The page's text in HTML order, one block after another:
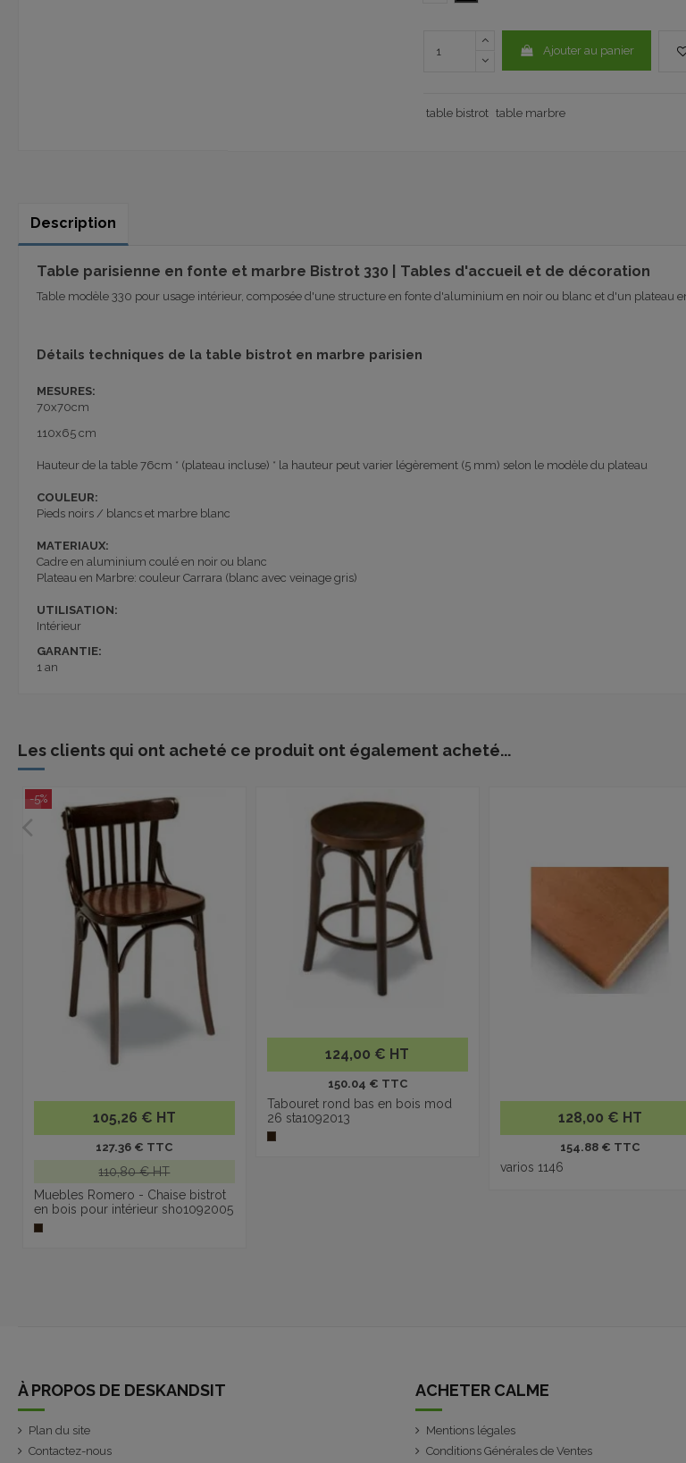
Ajouter au panier
table bistrot table marbre
Description
Table parisienne en fonte et marbre Bistrot 330 | Tables d'accueil et de décoration
Table modèle 330 pour usage intérieur, composée d'une structure en fonte d'aluminium en noir ou blanc et d'un plateau
Détails techniques de la table bistrot en marbre parisien
MESURES:
70x70cm
110x65 cm
Hauteur de la table 76cm * (plateau incluse) * la hauteur peut varier légèrement (5 mm) selon le modèle du plateau
COULEUR:
Pieds noirs / blancs et marbre blanc
MATERIAUX:
Cadre en aluminium coulé en noir ou blanc
Plateau en Marbre: couleur Carrara (blanc avec veinage gris)
UTILISATION:
Intérieur
GARANTIE:
1 an
Les clients qui ont acheté ce produit ont également acheté...
-5%
105,26 € HT
127.36 € TTC
110,80 € HT
Muebles Romero - Chaise bistrot
en bois pour intérieur sho1092005
124,00 € HT
150.04 € TTC
Tabouret rond bas en bois mod
26 sta1092013
128,00 € HT
154.88 € TTC
varios 1146
À PROPOS DE DESKANDSIT
Plan du site
Contactez-nous
ACHETER CALME
Mentions légales
Conditions Générales de Ventes